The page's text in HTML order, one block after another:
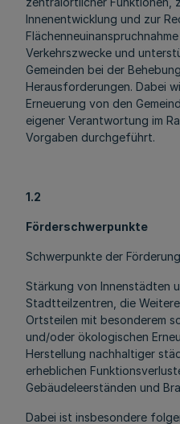
Innenentwicklung und zur
Verkehrszwecke und
Gemeinden bei der
Herausforderungen. Dabei
Erneuerung von den
eigener Verantwortung im
Vorgaben durchgeführt.
1.2
Förderschwerpunkte
Schwerpunkte der
Stärkung von Innenstädten
Stadtteilzentren, die
Ortsteilen mit besonderem
und/oder ökologischen
Herstellung nachhaltiger
erheblichen
Gebäudeleerständen und
Dabei ist insbesondere